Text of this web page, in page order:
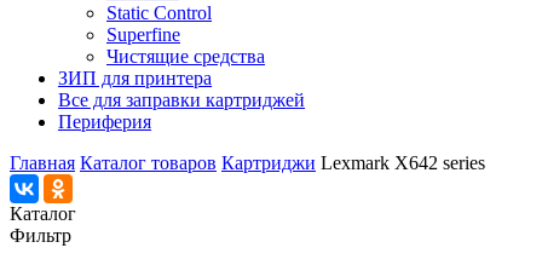
Static Control
Superfine
Чистящие средства
ЗИП для принтера
Все для заправки картриджей
Периферия
Главная Каталог товаров Картриджи Lexmark X642 series
Каталог
Фильтр